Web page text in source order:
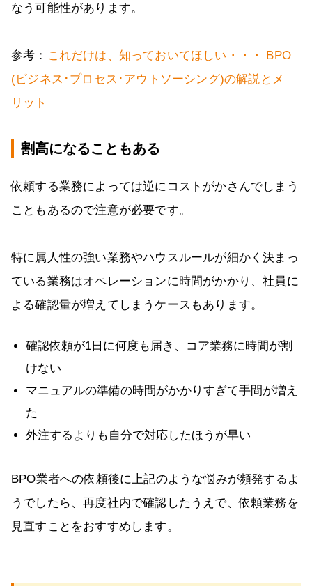
なう可能性があります。
参考： これだけは、知っておいてほしい・・・ BPO
(ビジネス･プロセス･アウトソーシング)の解説とメ
リット
割高になることもある
依頼する業務によっては逆にコストがかさんでしまう
こともあるので注意が必要です。
特に属人性の強い業務やハウスルールが細かく決まっ
ている業務はオペレーションに時間がかかり、社員に
よる確認量が増えてしまうケースもあります。
確認依頼が1日に何度も届き、コア業務に時間が割
けない
マニュアルの準備の時間がかかりすぎて手間が増え
た
外注するよりも自分で対応したほうが早い
BPO業者への依頼後に上記のような悩みが頻発するよ
うでしたら、再度社内で確認したうえで、依頼業務を
見直すことをおすすめします。